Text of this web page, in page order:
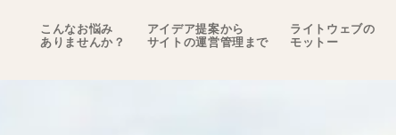
こんなお悩み
ありませんか？
アイデア提案から
サイトの運営管理まで
ライトウェブの
モットー